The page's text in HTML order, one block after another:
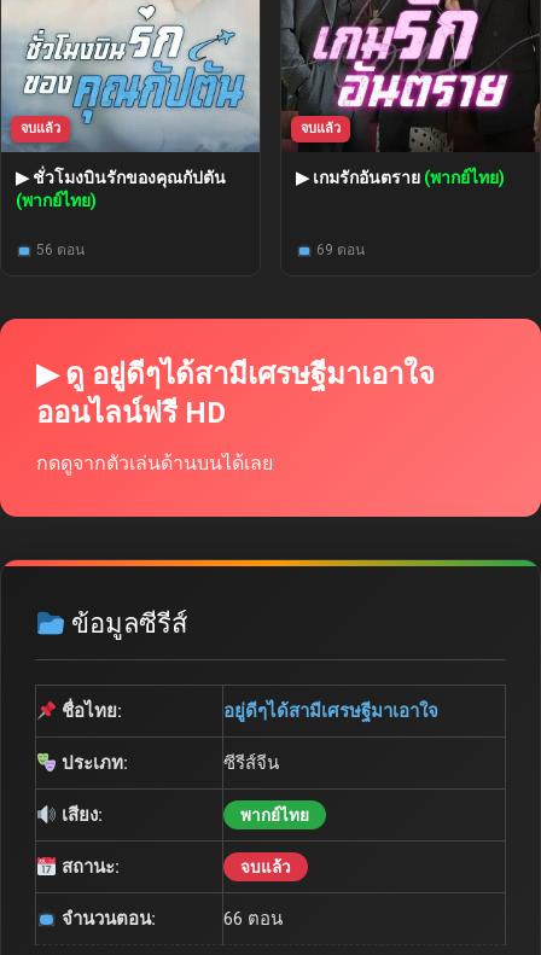
จบแล้ว
▶ ชั่วโมงบินรักของคุณกัปตัน
(พากย์ไทย)
56 ตอน
จบแล้ว
▶ เกมรักอันตราย (พากย์ไทย)
69 ตอน
▶ ดู อยู่ดีๆได้สามีเศรษฐีมาเอาใจ
ออนไลน์ฟรี HD
กดดูจากตัวเล่นด้านบนได้เลย
ข้อมูลซีรีส์
ชื่อไทย: อยู่ดีๆได้สามีเศรษฐีมาเอาใจ
ประเภท: ซีรีส์จีน
เสียง: พากย์ไทย
สถานะ: จบแล้ว
จำนวนตอน: 66 ตอน